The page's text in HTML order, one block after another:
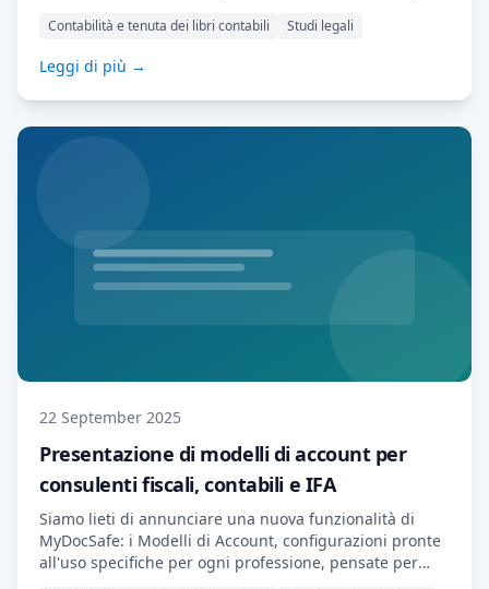
comodità che si aspettano dai rivenditori online:
velocità, chiarezza e opzioni self-service. Gli studi che si
adatteranno si distingueranno. Noi di MyDocSafe
abbiamo semplificato questo adattamento,
Contabilità e tenuta dei libri contabili Studi legali
Leggi di più →
22 September 2025
Presentazione di modelli di account per
consulenti fiscali, contabili e IFA
Siamo lieti di annunciare una nuova funzionalità di
MyDocSafe: i Modelli di Account, configurazioni pronte
all'uso specifiche per ogni professione, pensate per